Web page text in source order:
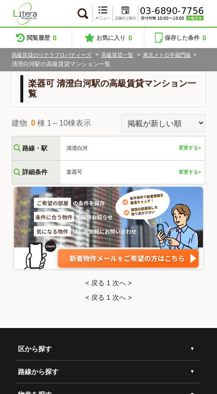
閲覧履歴 0 お気に入り 0 保存した条件 0
高級賃貸のリテラプロパティーズ > 高級賃貸一覧 > 東京メトロ半蔵門線 >
清澄白河駅の高級賃貸マンション一覧
楽器可 清澄白河駅の高級賃貸マンション一
覧
建物 0 棟 1～10棟表示
路線・駅 清澄白河 変更する>
詳細条件 楽器可 変更する>
< 戻る 1 次へ >
< 戻る 1 次へ >
区から探す
路線から探す